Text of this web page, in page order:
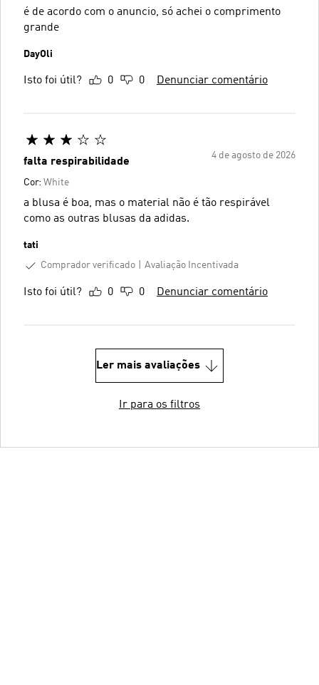
é de acordo com o anuncio, só achei o comprimento
grande
DayOli
Isto foi útil? 0 0 Denunciar comentário
4 de agosto de 2026
falta respirabilidade
Cor: White
a blusa é boa, mas o material não é tão respirável
como as outras blusas da adidas.
tati
Comprador verificado
Avaliação Incentivada
Isto foi útil? 0 0 Denunciar comentário
Ler mais avaliações
Ir para os filtros